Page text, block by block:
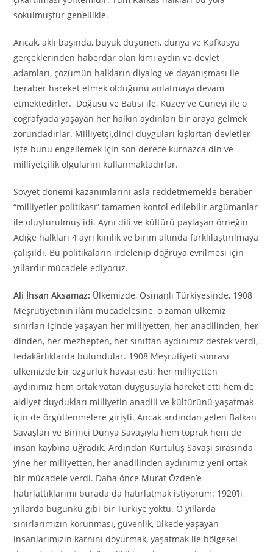
sokulmuştur genellikle.
Ancak, aklı başında, büyük düşünen, dünya ve Kafkasya
gerçeklerinden haberdar olan kimi aydın ve devlet
adamları, çözümün halkların diyalog ve dayanışması ile
beraber hareket etmek olduğunu anlatmaya devam
etmektedirler. Doğusu ve Batısı ile, Kuzey ve Güneyi ile o
coğrafyada yaşayan her halkın aydınları bir araya gelmek
zorundadırlar. Milliyetçi,dinci duyguları kışkırtan devletler
işte bunu engellemek için son derece kurnazca din ve
milliyetçilik olgularını kullanmaktadırlar.
Sovyet dönemi kazanımlarını asla reddetmemekle beraber
“milliyetler politikası” tamamen kontol edilebilir argümanlar
ile oluşturulmuş idi. Aynı dili ve kültürü paylaşan örneğin
Adığe halkları 4 ayrı kimlik ve birim altında farklılaştırılmaya
çalışıldı. Bu politikaların irdelenip doğruya evrilmesi için
yıllardır mücadele ediyoruz.
Ali İhsan Aksamaz: Ülkemizde, Osmanlı Türkiyesinde, 1908
Meşrutiyetinin ilânı mücadelesine, o zaman ülkemiz
sınırları içinde yaşayan her milliyetten, her anadilinden, her
dinden, her mezhepten, her sınıftan aydınımız destek verdi,
fedakârlıklarda bulundular. 1908 Meşrutiyeti sonrası
ülkemizde bir özgürlük havası esti; her milliyetten
aydınımız hem ortak vatan duygusuyla hareket etti hem de
aidiyet duydukları milliyetin anadili ve kültürünü yaşatmak
için de örgütlenmelere girişti. Ancak ardından gelen Balkan
Savaşları ve Birinci Dünya Savaşıyla hem toprak hem de
insan kaybına uğradık. Ardından Kurtuluş Savaşı sırasında
yine her milliyetten, her anadilinden aydınımız yeni ortak
bir mücadele verdi. Daha önce Murat Özden’e
hatırlattıklarımı burada da hatırlatmak istiyorum: 1920’li
yıllarda bugünkü gibi bir Türkiye yoktu. O yıllarda
sınırlarımızın korunması, güvenlik, ülkede yaşayan
insanlarımızın karnını doyurmak, yaşatmak ile bölgesel